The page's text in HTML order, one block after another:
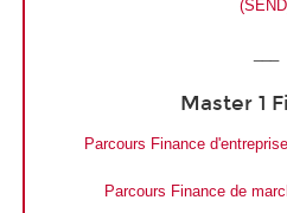
Master 1
Parcours Finance
Parcours Finance de